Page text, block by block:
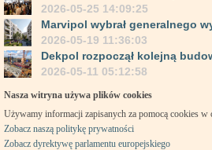
2026-05-25 14:09:25
Marvipol wybrał generalnego
2026-05-19 11:36:03
Dekpol rozpoczął kolejną
2026-05-11 05:12:58
Nasza witryna używa plików cookies
Używamy informacji zapisanych za pomocą cookies
Zobacz naszą politykę prywatności
Zobacz dyrektywę parlamentu europejskiego